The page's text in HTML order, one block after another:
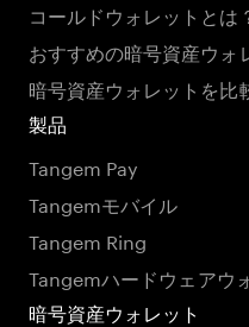
コールドウォレットとは
おすすめの暗号資産ウォ
暗号資産ウォレットを比
製品
Tangem Pay
Tangemモバイル
Tangem Ring
Tangemハードウェアウ
暗号資産ウォレット